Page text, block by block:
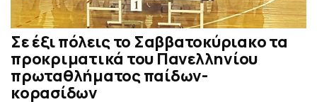
Σε έξι πόλεις το Σαββατοκύριακο τα
προκριματικά του Πανελληνίου
πρωταθλήματος παίδων-
κορασίδων